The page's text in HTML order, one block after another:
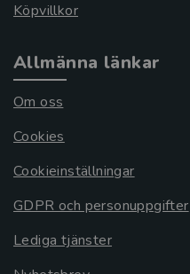
Köpvillkor
Allmänna länkar
Om oss
Cookies
Cookieinställningar
GDPR och personuppgifter
Lediga tjänster